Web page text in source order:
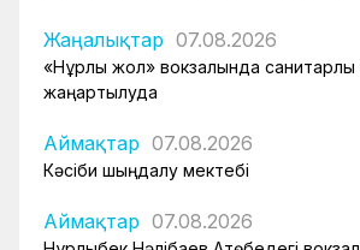
Жаңалықтар 07.08.2026
«Нұрлы жол» вокзалында
жаңартылуда
Аймақтар 07.08.2026
Кәсіби шыңдалу мектебі
Аймақтар 07.08.2026